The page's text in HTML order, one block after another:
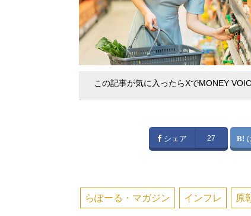
この記事が気に入ったらXでMONEY
シェア 27
らぽーる・マガジン インフレ 原